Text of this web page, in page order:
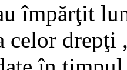
împărţit
celor